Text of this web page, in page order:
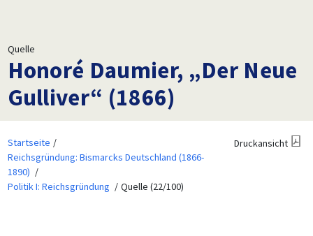
Quelle
Honoré Daumier, „Der Neue
Gulliver“ (1866)
Startseite
Reichsgründung: Bismarcks Deutschland (1866-
1890)
Politik I: Reichsgründung
Quelle (22/100)
Druckansicht